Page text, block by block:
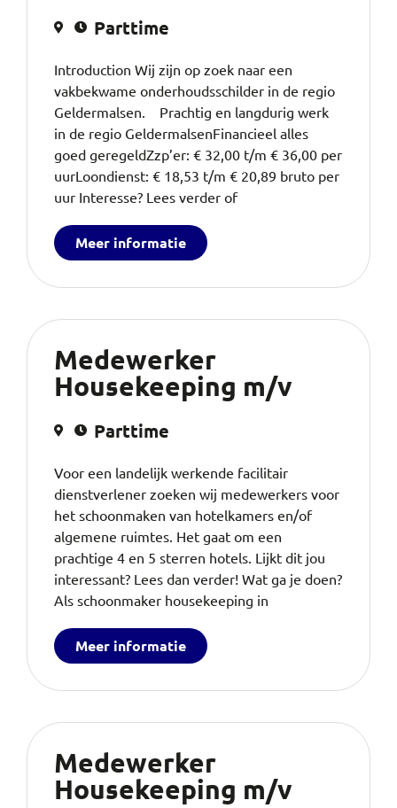
Parttime
Introduction Wij zijn op zoek naar een
vakbekwame onderhoudsschilder in de regio
Geldermalsen. Prachtig en langdurig werk
in de regio GeldermalsenFinancieel alles
goed geregeldZzp’er: € 32,00 t/m € 36,00 per
uurLoondienst: € 18,53 t/m € 20,89 bruto per
uur Interesse? Lees verder of
Meer informatie
Medewerker
Housekeeping m/v
Parttime
Voor een landelijk werkende facilitair
dienstverlener zoeken wij medewerkers voor
het schoonmaken van hotelkamers en/of
algemene ruimtes. Het gaat om een
prachtige 4 en 5 sterren hotels. Lijkt dit jou
interessant? Lees dan verder! Wat ga je doen?
Als schoonmaker housekeeping in
Meer informatie
Medewerker
Housekeeping m/v